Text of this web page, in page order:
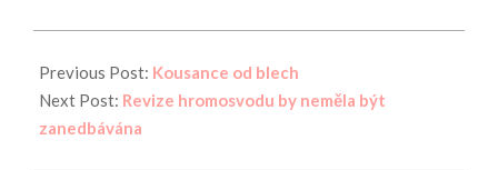
08-
11
Previous Post: Kousance od blech
Next Post: Revize hromosvodu by neměla být
zanedbávána